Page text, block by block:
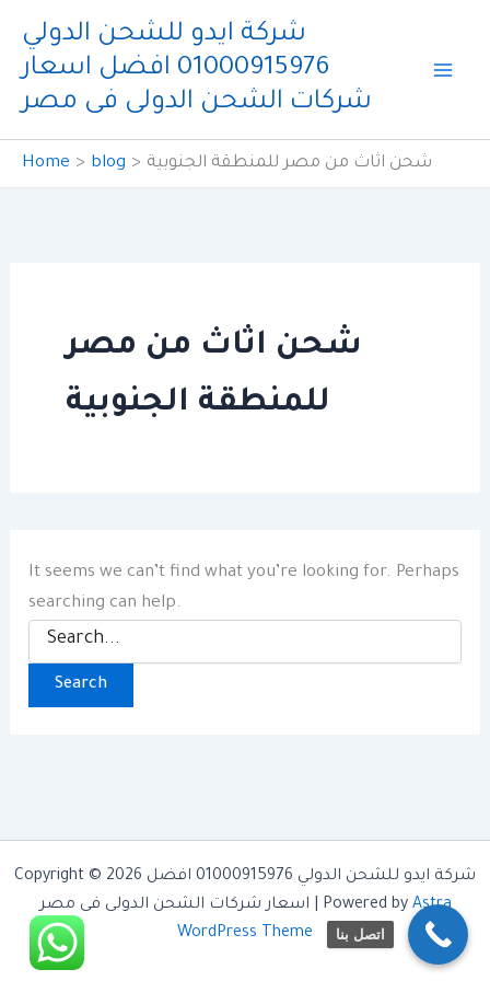
content
شركة ايدو للشحن الدولي
01000915976 افضل اسعار
شركات الشحن الدولى فى مصر
Home blog شحن اثاث من مصر للمنطقة الجنوبية
شحن اثاث من مصر
للمنطقة الجنوبية
It seems we can’t find what you’re looking for. Perhaps
searching can help.
Search
Copyright © 2026 شركة ايدو للشحن الدولي 01000915976 افضل
اسعار شركات الشحن الدولى فى مصر | Powered by Astra
WordPress Theme
اتصل بنا